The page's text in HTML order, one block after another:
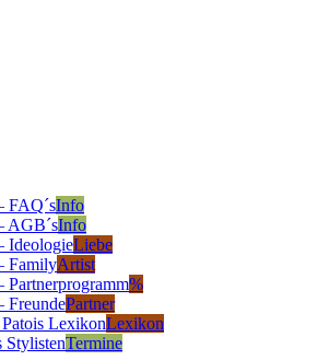
FAQ´sInfo
AGB´sInfo
IdeologieLiebe
FamilyArtist
Partnerprogramm%
FreundePartner
LexikonLexikon
StylistenTermine